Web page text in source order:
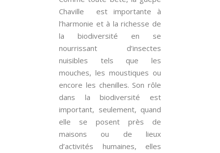
Chaville est importante à
l’harmonie et à la richesse de
la biodiversité en se
nourrissant d’insectes
nuisibles tels que les
mouches, les moustiques ou
encore les chenilles. Son rôle
dans la biodiversité est
important, seulement, quand
elle se posent près de
maisons ou de lieux
d’activités humaines, elles